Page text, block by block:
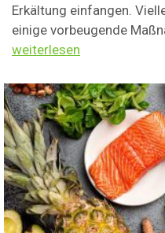
Erkältung einfangen.
einige vorbeugende
weiterlesen